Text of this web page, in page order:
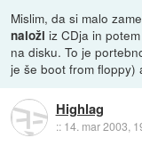
Mislim, da si malo
naloži iz CDja in
na disku. To je
je še boot from floppy)
Highlag
:: 14. mar 2003,